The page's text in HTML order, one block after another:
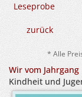
Leseprobe
zurück
* Alle
Wir vom Jahrgang
Kindheit und